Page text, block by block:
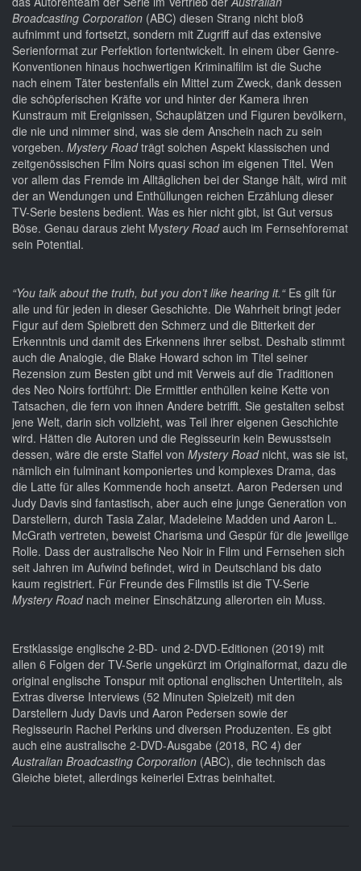
Broadcasting Corporation (ABC) diesen Strang nicht bloß
aufnimmt und fortsetzt, sondern mit Zugriff auf das extensive
Serienformat zur Perfektion fortentwickelt. In einem über Genre-
Konventionen hinaus hochwertigen Kriminalfilm ist die Suche
nach einem Täter bestenfalls ein Mittel zum Zweck, dank dessen
die schöpferischen Kräfte vor und hinter der Kamera ihren
Kunstraum mit Ereignissen, Schauplätzen und Figuren bevölkern,
die nie und nimmer sind, was sie dem Anschein nach zu sein
vorgeben. Mystery Roadträgt solchen Aspekt klassischen und
zeitgenössischen Film Noirs quasi schon im eigenen Titel. Wen
vor allem das Fremde im Alltäglichen bei der Stange hält, wird mit
der an Wendungen und Enthüllungen reichen Erzählung dieser
TV-Serie bestens bedient. Was es hier nicht gibt, ist Gut versus
Böse. Genau daraus zieht Mystery Roadauch im Fernsehforemat
sein Potential.
“You talk about the truth, but you don’t like hearing it.“ Es gilt für
alle und für jeden in dieser Geschichte. Die Wahrheit bringt jeder
Figur auf dem Spielbrett den Schmerz und die Bitterkeit der
Erkenntnis und damit des Erkennens ihrer selbst. Deshalb stimmt
auch die Analogie, die Blake Howard schon im Titel seiner
Rezension zum Besten gibt und mit Verweis auf die Traditionen
des Neo Noirs fortführt: Die Ermittler enthüllen keine Kette von
Tatsachen, die fern von ihnen Andere betrifft. Sie gestalten selbst
jene Welt, darin sich vollzieht, was Teil ihrer eigenen Geschichte
wird. Hätten die Autoren und die Regisseurin kein Bewusstsein
dessen, wäre die erste Staffel von Mystery Road nicht, was sie ist,
nämlich ein fulminant komponiertes und komplexes Drama, das
die Latte für alles Kommende hoch ansetzt. Aaron Pedersen und
Judy Davis sind fantastisch, aber auch eine junge Generation von
Darstellern, durch Tasia Zalar, Madeleine Madden und Aaron L.
McGrath vertreten, beweist Charisma und Gespür für die jeweilige
Rolle. Dass der australische Neo Noir in Film und Fernsehen sich
seit Jahren im Aufwind befindet, wird in Deutschland bis dato
kaum registriert. Für Freunde des Filmstils ist die TV-Serie
Mystery Roadnach meiner Einschätzung allerorten ein Muss.
Erstklassige englische 2-BD- und 2-DVD-Editionen (2019) mit
allen 6 Folgen der TV-Serie ungekürzt im Originalformat, dazu die
original englische Tonspur mit optional englischen Untertiteln, als
Extras diverse Interviews (52 Minuten Spielzeit) mit den
Darstellern Judy Davis und Aaron Pedersen sowie der
Regisseurin Rachel Perkins und diversen Produzenten. Es gibt
auch eine australische 2-DVD-Ausgabe (2018, RC 4) der
Australian Broadcasting Corporation (ABC), die technisch das
Gleiche bietet, allerdings keinerlei Extras beinhaltet.